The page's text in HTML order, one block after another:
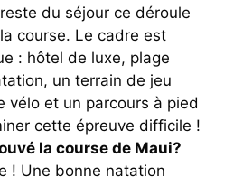
du séjour ce déroule
course. Le cadre est
: hôtel de luxe, plage
un terrain de jeu
vélo et un parcours à pied
cette épreuve difficile !
la course de Maui?
! Une bonne natation